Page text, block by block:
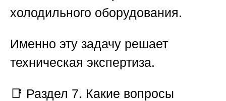
холодильного оборудования.
Именно эту задачу решает
техническая экспертиза.
📑 Раздел 7. Какие вопросы